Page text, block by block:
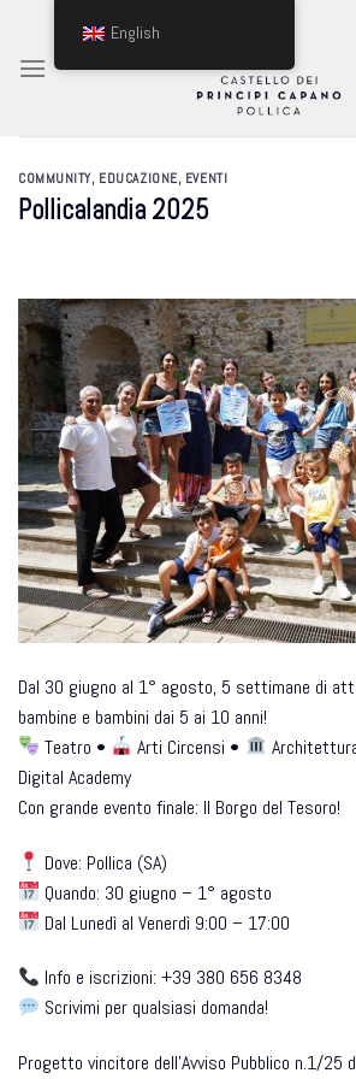
content
COMMUNITY, EDUCAZIONE, EVENTI
Pollicalandia 2025
Dal 30 giugno al 1° agosto, 5 settimane di
bambine e bambini dai 5 ai 10 anni!
Teatro •
Arti Circensi •
Digital Academy
Con grande evento finale: Il Borgo del Tesoro!
Dove: Pollica (SA)
Quando: 30 giugno – 1° agosto
Dal Lunedì al Venerdì 9:00 – 17:00
Info e iscrizioni: +39 380 656 8348
Scrivimi per qualsiasi domanda!
Progetto vincitore dell’Avviso Pubblico n.1/25
English